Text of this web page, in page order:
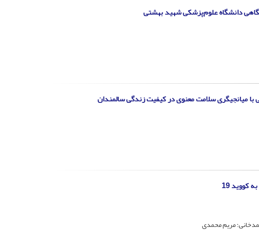
دانشگاه علوم‌پزشکی شهید بهشتی
میانجیگری سلامت معنوی در کیفیت زندگی سالمندان
کووید 19
مریم محمدی